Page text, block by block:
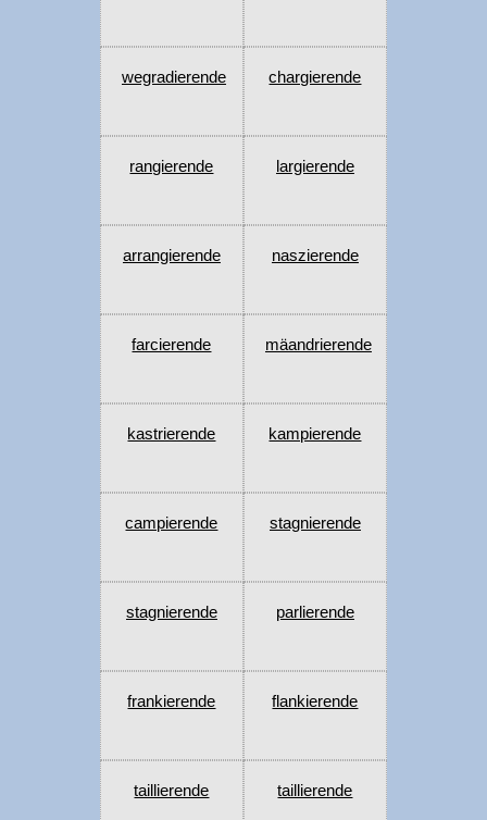
wegradierende chargierende
rangierende largierende
arrangierende naszierende
farcierende mäandrierende
kastrierende kampierende
campierende stagnierende
stagnierende parlierende
frankierende flankierende
taillierende taillierende